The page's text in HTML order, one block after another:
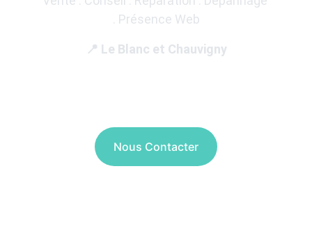
. Présence Web
Nous Contacter
📍 Le Blanc et Chauvigny